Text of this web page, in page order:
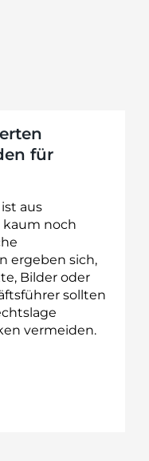
für
aus
noch
ergeben sich,
Bilder oder
sollten
vermeiden.